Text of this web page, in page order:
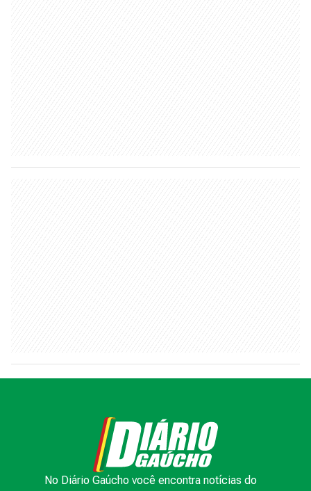
No Diário Gaúcho você encontra notícias do